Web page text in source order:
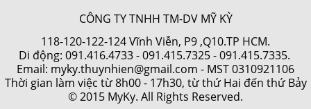
CÔNG TY TNHH TM-DV MỸ KỲ
118-120-122-124 Vĩnh Viễn, P9 ,Q10.TP HCM.
Di động: 091.416.4733-091.415.7325- 091.415.7335.
Email: myky.thuynhien@gmail.com - MST 0310921106
Thời gian làm việc từ 8h00 - 17h30, từ thứ Hai đến thứ Bảy
© 2015 MyKy. All Rights Reserved.